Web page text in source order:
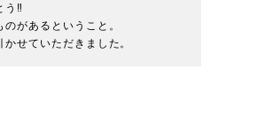
う‼︎
があるということ。
せていただきました。